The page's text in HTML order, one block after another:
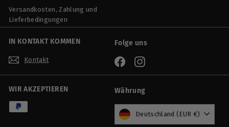
Versandkosten, Zahlung und
Lieferbedingungen
IN KONTAKT KOMMEN
Kontakt
Folge uns
FacebookInstagram
WIR AKZEPTIEREN Währung
Deutschland (EUR €)